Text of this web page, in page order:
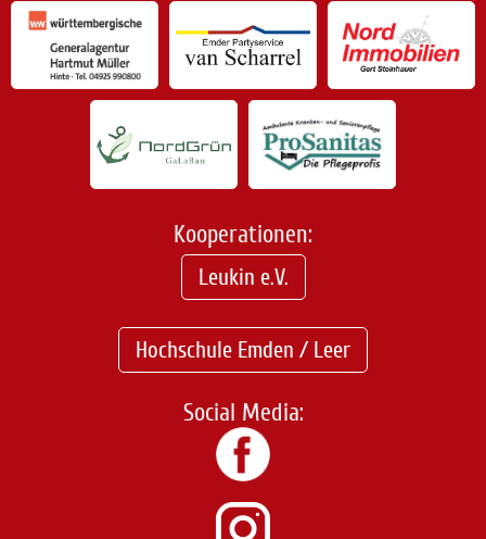
Kooperationen:
Leukin e.V.
Hochschule Emden / Leer
Social Media: